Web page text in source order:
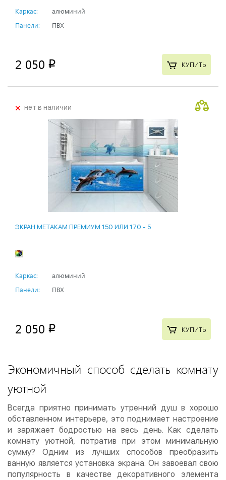
Каркас:
алюминий
Панели:
ПВХ
2 050 p КУПИТЬ
+нет в наличии
ЭКРАН МЕТАКАМ ПРЕМИУМ 150 ИЛИ 170 - 5
Каркас:
алюминий
Панели:
ПВХ
2 050 p КУПИТЬ
Экономичный способ сделать комнату
уютной
Всегда приятно принимать утренний душ в хорошо
обставленном интерьере, это поднимает настроение
и заряжает бодростью на весь день. Как сделать
комнату уютной, потратив при этом минимальную
сумму? Одним из лучших способов преобразить
ванную является установка экрана. Он завоевал свою
популярность в качестве декоративного элемента